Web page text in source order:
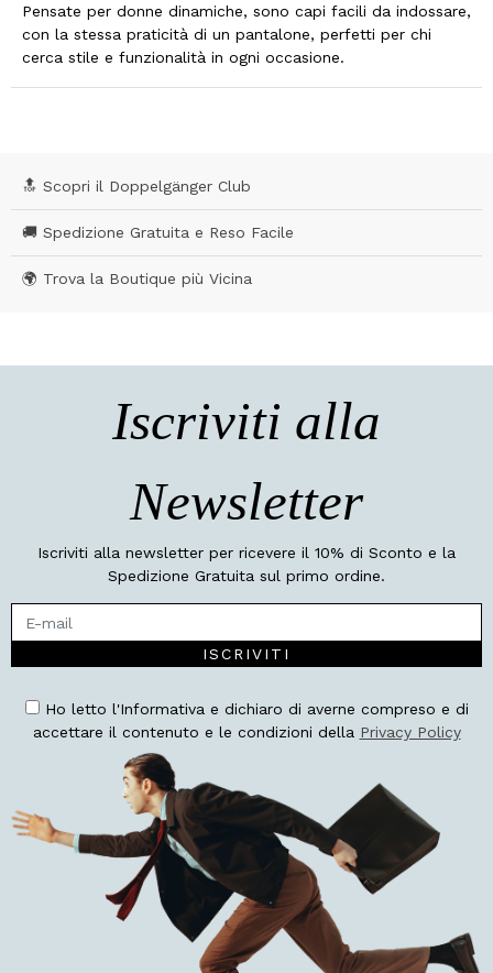
Pensate per donne dinamiche, sono capi facili da indossare,
con la stessa praticità di un pantalone, perfetti per chi
cerca stile e funzionalità in ogni occasione.
🔝 Scopri il Doppelgänger Club
🚚 Spedizione Gratuita e Reso Facile
🌍 Trova la Boutique più Vicina
Iscriviti alla
Newsletter
Iscriviti alla newsletter per ricevere il 10% di Sconto e la
Spedizione Gratuita sul primo ordine.
ISCRIVITI
Ho letto l'Informativa e dichiaro di averne compreso e di
accettare il contenuto e le condizioni della Privacy Policy